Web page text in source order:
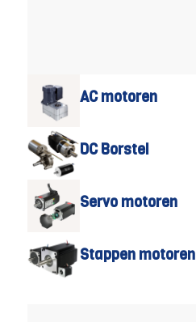
AC motoren
DC Borstel
Servo motoren
Stappen motoren